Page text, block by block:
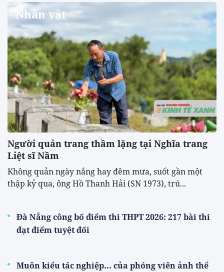
Nhân vật
Người quản trang thầm lặng tại Nghĩa trang
Liệt sĩ Nầm
Không quản ngày nắng hay đêm mưa, suốt gần một
thập kỷ qua, ông Hồ Thanh Hải (SN 1973), trú...
Đà Nẵng công bố điểm thi THPT 2026: 217 bài thi
đạt điểm tuyệt đối
Muôn kiểu tác nghiệp... của phóng viên ảnh thể